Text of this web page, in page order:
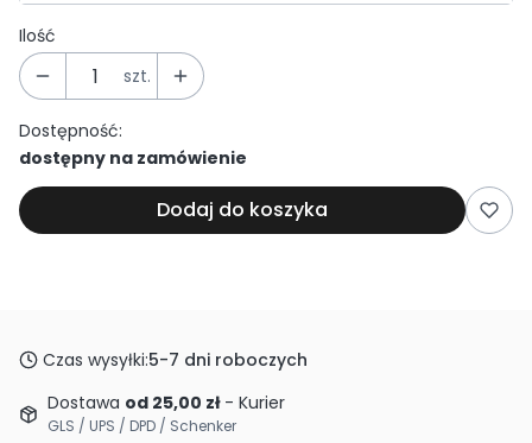
Ilość
szt.
Dostępność:
dostępny na zamówienie
Dodaj do koszyka
Czas wysyłki:5-7 dni roboczych
Dostawa od 25,00 zł - Kurier
GLS / UPS / DPD / Schenker